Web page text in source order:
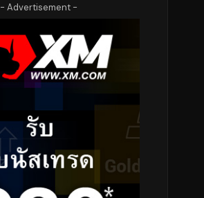
- Advertisement -